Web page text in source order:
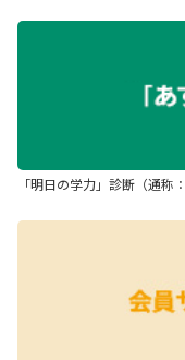
「明日の学力」診断（通称